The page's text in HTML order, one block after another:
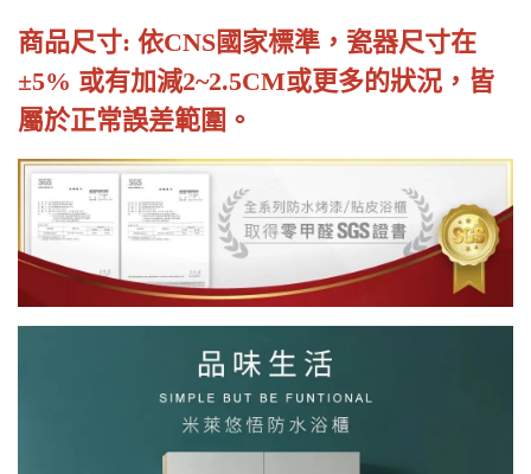
商品尺寸: 依CNS國家標準，瓷器尺寸在
±5% 或有加減2~2.5CM或更多的狀況，皆
屬於正常誤差範圍。